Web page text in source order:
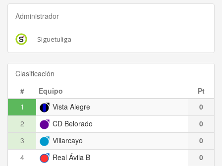
Administrador
Siguetuliga
Clasificación
#
Equipo
Pt
1
Vista Alegre
0
2
CD Belorado
0
3
Villarcayo
0
4
Real Ávila B
0